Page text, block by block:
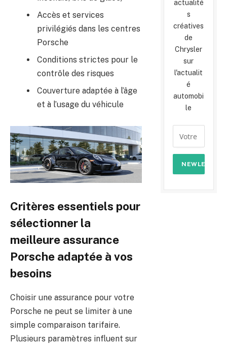
Accès et services
privilégiés dans les centres
Porsche
Conditions strictes pour le
contrôle des risques
Couverture adaptée à l’âge
et à l’usage du véhicule
Critères essentiels pour
sélectionner la
meilleure assurance
Porsche adaptée à vos
besoins
Choisir une assurance pour votre
Porsche ne peut se limiter à une
simple comparaison tarifaire.
Plusieurs paramètres influent sur
actualité
s
créatives
de
Chrysler
sur
l'actualit
é
automobi
le